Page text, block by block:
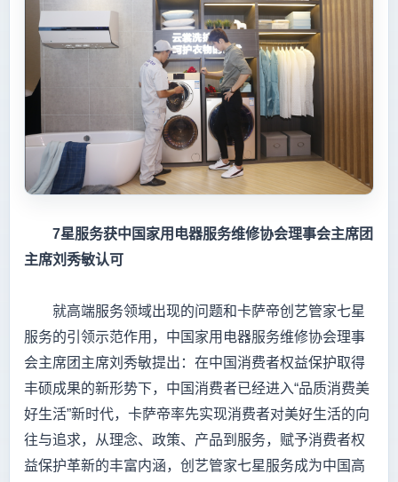
7星服务获中国家用电器服务维修协会理事会主席团
主席刘秀敏认可
就高端服务领域出现的问题和卡萨帝创艺管家七星
服务的引领示范作用，中国家用电器服务维修协会理事
会主席团主席刘秀敏提出：在中国消费者权益保护取得
丰硕成果的新形势下，中国消费者已经进入“品质消费美
好生活”新时代，卡萨帝率先实现消费者对美好生活的向
往与追求，从理念、政策、产品到服务，赋予消费者权
益保护革新的丰富内涵，创艺管家七星服务成为中国高